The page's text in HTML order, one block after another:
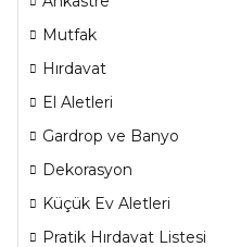
Mutfak
Hırdavat
El Aletleri
Gardrop ve Banyo
Dekorasyon
Küçük Ev Aletleri
Pratik Hırdavat Listesi